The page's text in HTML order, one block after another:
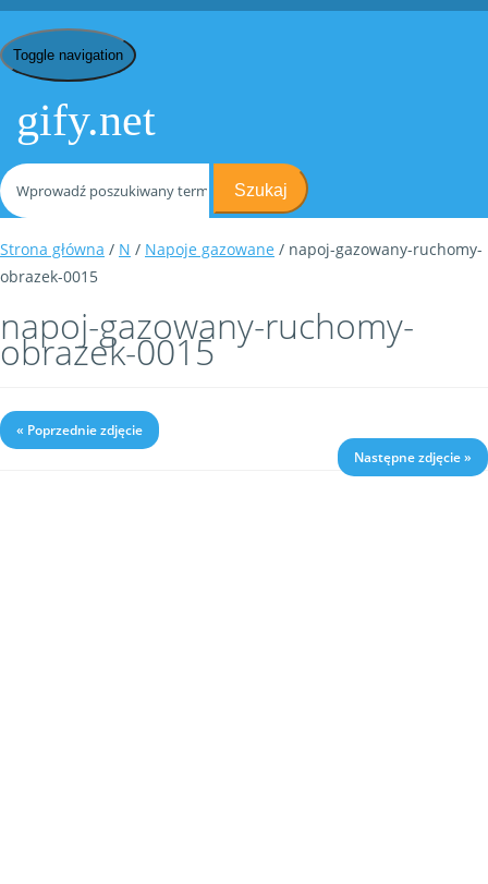
Toggle navigation
gify.net
Szukaj
Strona główna / N / Napoje gazowane / napoj-gazowany-ruchomy-
obrazek-0015
napoj-gazowany-ruchomy-
obrazek-0015
« Poprzednie zdjęcie
Następne zdjęcie »